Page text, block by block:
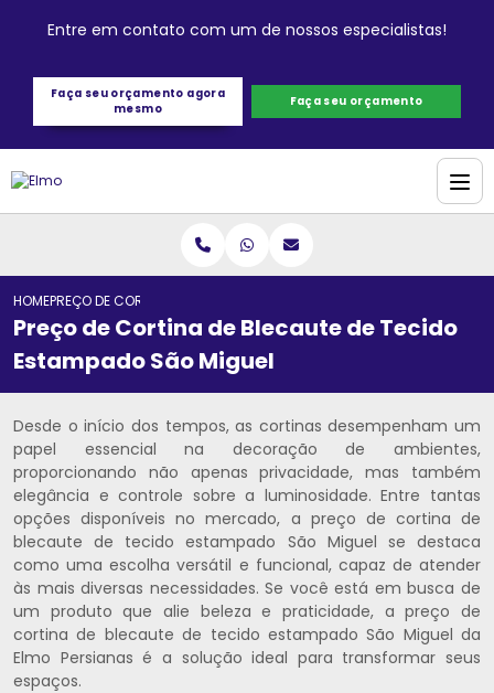
Entre em contato com um de nossos especialistas!
Faça seu orçamento agora
mesmo
Faça seu orçamento
HOMEPREÇO DE CORTINA DE BLECAUTE DE TECIDO ESTAMPADO SÃO MIGUEL
Preço de Cortina de Blecaute de Tecido
Estampado São Miguel
Desde o início dos tempos, as cortinas desempenham um
papel essencial na decoração de ambientes,
proporcionando não apenas privacidade, mas também
elegância e controle sobre a luminosidade. Entre tantas
opções disponíveis no mercado, a preço de cortina de
blecaute de tecido estampado São Miguel se destaca
como uma escolha versátil e funcional, capaz de atender
às mais diversas necessidades. Se você está em busca de
um produto que alie beleza e praticidade, a preço de
cortina de blecaute de tecido estampado São Miguel da
Elmo Persianas é a solução ideal para transformar seus
espaços.